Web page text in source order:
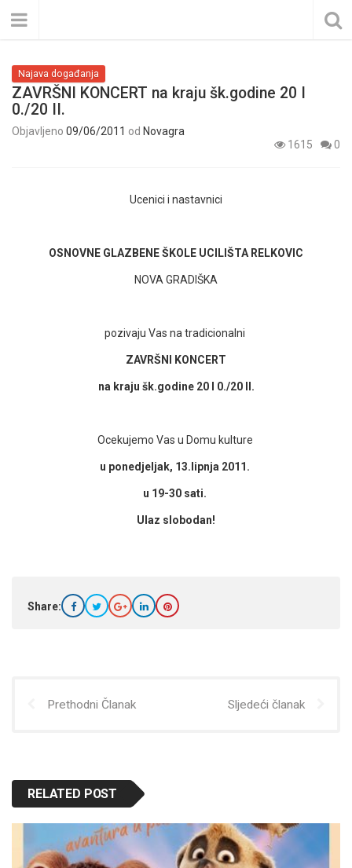
Najava događanja
ZAVRŠNI KONCERT na kraju šk.godine 20 I
0./20 II.
Objavljeno 09/06/2011 od Novagra
1615
0
Ucenici i nastavnici
OSNOVNE GLAZBENE ŠKOLE UCILIŠTA RELKOVIC
NOVA GRADIŠKA
pozivaju Vas na tradicionalni
ZAVRŠNI KONCERT
na kraju šk.godine 20 I 0./20 II.
Ocekujemo Vas u Domu kulture
u ponedjeljak, 13.lipnja 2011.
u 19-30 sati.
Ulaz slobodan!
Share:
Prethodni Članak Sljedeći članak
RELATED POST